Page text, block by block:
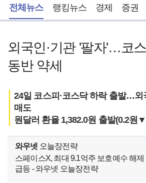
전체뉴스 랭킹뉴스 경제 증권
외국인·기관 '팔자'…코
동반 약세
24일 코스피·코스닥 하락 출발…외
매도
원달러 환율 1,382.0원 출발(0.2원
와우넷 오늘장전략
스페이스X, 최대 9.1억주 보호예수 해
급등 - 와우넷 오늘장전략